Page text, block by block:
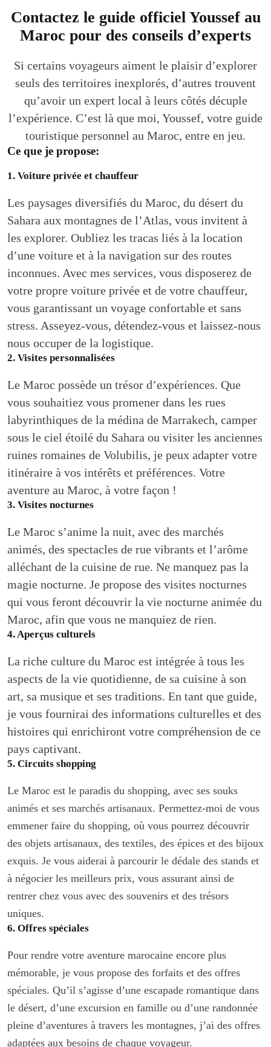
Contactez le guide officiel Youssef au
Maroc pour des conseils d’experts
Si certains voyageurs aiment le plaisir d’explorer
seuls des territoires inexplorés, d’autres trouvent
qu’avoir un expert local à leurs côtés décuple
l’expérience. C’est là que moi, Youssef, votre guide
touristique personnel au Maroc, entre en jeu.
Ce que je propose:
1. Voiture privée et chauffeur
Les paysages diversifiés du Maroc, du désert du
Sahara aux montagnes de l’Atlas, vous invitent à
les explorer. Oubliez les tracas liés à la location
d’une voiture et à la navigation sur des routes
inconnues. Avec mes services, vous disposerez de
votre propre voiture privée et de votre chauffeur,
vous garantissant un voyage confortable et sans
stress. Asseyez-vous, détendez-vous et laissez-nous
nous occuper de la logistique.
2. Visites personnalisées
Le Maroc possède un trésor d’expériences. Que
vous souhaitiez vous promener dans les rues
labyrinthiques de la médina de Marrakech, camper
sous le ciel étoilé du Sahara ou visiter les anciennes
ruines romaines de Volubilis, je peux adapter votre
itinéraire à vos intérêts et préférences. Votre
aventure au Maroc, à votre façon !
3. Visites nocturnes
Le Maroc s’anime la nuit, avec des marchés
animés, des spectacles de rue vibrants et l’arôme
alléchant de la cuisine de rue. Ne manquez pas la
magie nocturne. Je propose des visites nocturnes
qui vous feront découvrir la vie nocturne animée du
Maroc, afin que vous ne manquiez de rien.
4. Aperçus culturels
La riche culture du Maroc est intégrée à tous les
aspects de la vie quotidienne, de sa cuisine à son
art, sa musique et ses traditions. En tant que guide,
je vous fournirai des informations culturelles et des
histoires qui enrichiront votre compréhension de ce
pays captivant.
5. Circuits shopping
Le Maroc est le paradis du shopping, avec ses souks
animés et ses marchés artisanaux. Permettez-moi de vous
emmener faire du shopping, où vous pourrez découvrir
des objets artisanaux, des textiles, des épices et des bijoux
exquis. Je vous aiderai à parcourir le dédale des stands et
à négocier les meilleurs prix, vous assurant ainsi de
rentrer chez vous avec des souvenirs et des trésors
uniques.
6. Offres spéciales
Pour rendre votre aventure marocaine encore plus
mémorable, je vous propose des forfaits et des offres
spéciales. Qu’il s’agisse d’une escapade romantique dans
le désert, d’une excursion en famille ou d’une randonnée
pleine d’aventures à travers les montagnes, j’ai des offres
adaptées aux besoins de chaque voyageur.